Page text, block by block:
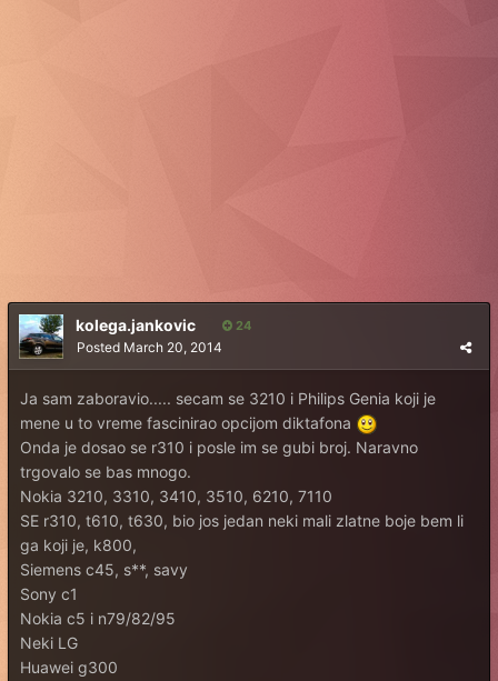
kolega.jankovic 24
Posted March 20, 2014
Ja sam zaboravio..... secam se 3210 i Philips Genia koji je
mene u to vreme fascinirao opcijom diktafona
Onda je dosao se r310 i posle im se gubi broj. Naravno
trgovalo se bas mnogo.
Nokia 3210, 3310, 3410, 3510, 6210, 7110
SE r310, t610, t630, bio jos jedan neki mali zlatne boje bem li
ga koji je, k800,
Siemens c45, s**, savy
Sony c1
Nokia c5 i n79/82/95
Neki LG
Huawei g300